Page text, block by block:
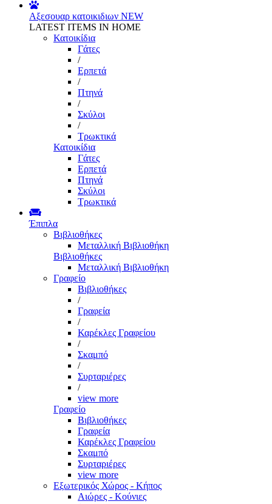
Αξεσουαρ κατοικιδιων NEW
LATEST ITEMS IN HOME
Κατοικίδια
Γάτες
/
Ερπετά
/
Πτηνά
/
Σκύλοι
/
Τρωκτικά
Κατοικίδια
Γάτες
Ερπετά
Πτηνά
Σκύλοι
Τρωκτικά
Έπιπλα
Βιβλιοθήκες
Μεταλλική Βιβλιοθήκη
Βιβλιοθήκες
Μεταλλική Βιβλιοθήκη
Γραφείο
Βιβλιοθήκες
/
Γραφεία
/
Καρέκλες Γραφείου
/
Σκαμπό
/
Συρταριέρες
/
view more
Γραφείο
Βιβλιοθήκες
Γραφεία
Καρέκλες Γραφείου
Σκαμπό
Συρταριέρες
view more
Εξωτερικός Χώρος - Κήπος
Αιώρες - Κούνιες